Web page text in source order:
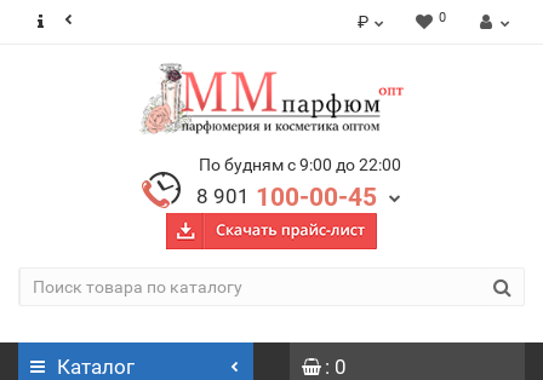
₽ 0
По будням с 9:00 до 22:00
8 901 100-00-45
Каталог : 0